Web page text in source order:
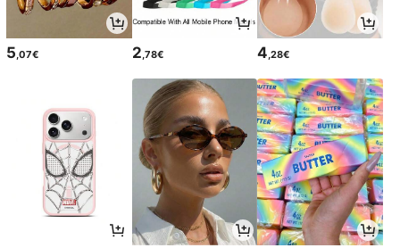
5,07€ 2,78€ 4,28€